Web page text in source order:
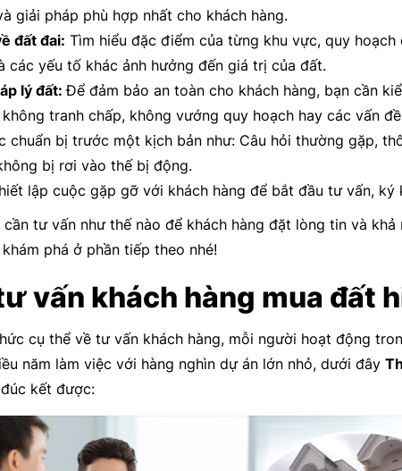
giải pháp phù hợp nhất cho khách hàng.
đất đai: Tìm hiểu đặc điểm của từng khu vực, quy
các yếu tố khác ảnh hưởng đến giá trị của đất.
lý đất:Để đảm bảo an toàn cho khách hàng, bạn cần
tranh chấp, không vướng quy hoạch hay các vấn
chuẩn bị trước một kịch bản như: Câu hỏi thường gặp,
bị rơi vào thế bị động.
lập cuộc gặp gỡ với khách hàng để bắt đầu tư vấn, ký
tư vấn như thế nào để khách hàng đặt lòng tin và
phá ở phần tiếp theo nhé!
vấn khách hàng mua đất
cụ thể về tư vấn khách hàng, mỗi người hoạt động
năm làm việc với hàng nghìn dự án lớn nhỏ, dưới đây
kết được: